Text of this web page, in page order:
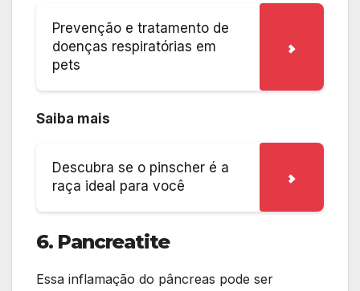
Prevenção e tratamento de
doenças respiratórias em
pets
Saiba mais
Descubra se o pinscher é a
raça ideal para você
6. Pancreatite
Essa inflamação do pâncreas pode ser